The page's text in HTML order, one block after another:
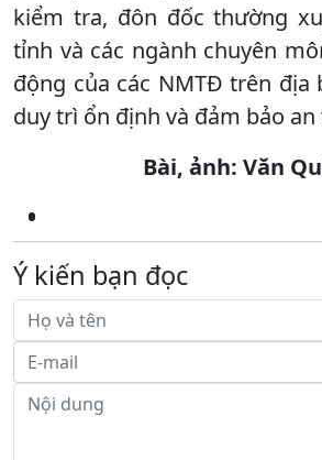
kiểm tra, đôn đốc thường
tỉnh và các ngành chuyên
động của các NMTĐ trên địa
duy trì ổn định và đảm bảo an
Bài, ảnh: Văn
Ý kiến bạn đọc